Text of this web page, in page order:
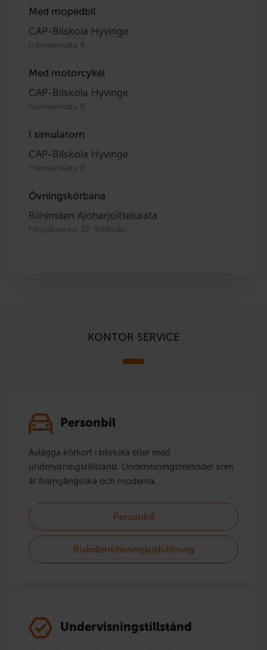
Med mopedbil
CAP-Bilskola Hyvinge
Hämeenkatu 9
Med motorcykel
CAP-Bilskola Hyvinge
Hämeenkatu 9
I simulatorn
CAP-Bilskola Hyvinge
Hämeenkatu 9
Övningskörbana
Riihimäen Ajoharjoittelurata
Hirvijärventie 37, Riihimäki
KONTOR SERVICE
Personbil
Avlägga körkort i bilskola eller med
undervisningstillstånd. Undervisningsmetoder som
är framgångsrika och moderna.
Personbil
Riskidentifieringsutbildning
Undervisningstillstånd